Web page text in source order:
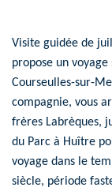
Visite guidée de
propose un
Courseulles-sur-
compagnie, vous
frères Labrèques,
du Parc à Huître
voyage dans le
siècle, période